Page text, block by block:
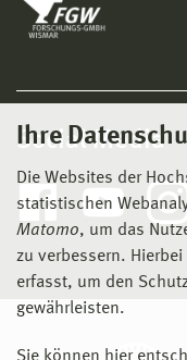
Ihre
Die Websites der
statistischen
Matomo, um das
zu verbessern.
erfasst, um den
gewährleisten.
Social Media